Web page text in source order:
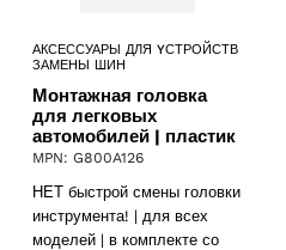
АКСЕССУАРЫ ДЛЯ YСТРОЙСТВ
ЗАМЕНЫ ШИН
Монтажная головка
для легковых
автомобилей | пластик
MPN: G800A126
НЕТ быстрой смены головки
инструмента! | для всех
моделей | в комплекте со